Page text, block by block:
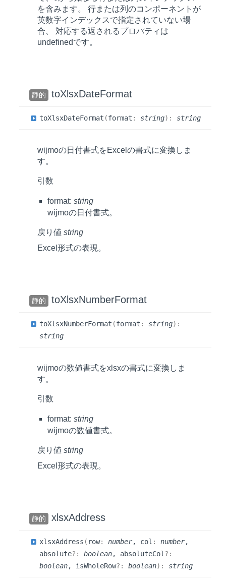
を含みます。 行または列のコンポーネントが
英数字インデックスで指定されていない場
合、 対応する返されるプロパティは
undefinedです。
静的 toXlsxDateFormat
toXlsxDateFormat (format : string) : string
wijmoの日付書式をExcelの書式に変換しま
す。
引数
format: string
wijmoの日付書式。
戻り値 string
Excel形式の表現。
静的 toXlsxNumberFormat
toXlsxNumberFormat (format : string) :
string
wijmoの数値書式をxlsxの書式に変換しま
す。
引数
format: string
wijmoの数値書式。
戻り値 string
Excel形式の表現。
静的 xlsxAddress
xlsxAddress ( row: number, col : number,
absolute?: boolean, absoluteCol ?:
boolean, isWholeRow?: boolean) : string